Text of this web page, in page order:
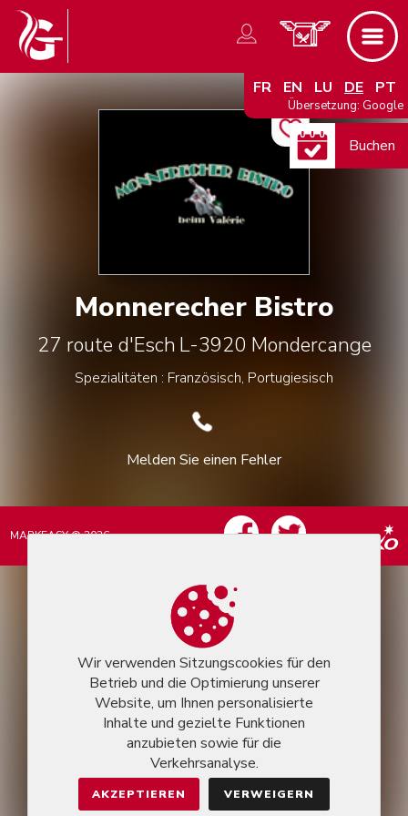
FR EN LU DE PT
Übersetzung: Google
Monnerecher Bistro
27 route d'Esch L-3920 Mondercange
Spezialitäten : Französisch, Portugiesisch
Melden Sie einen Fehler
Buchen
Wir verwenden Sitzungscookies für den
Betrieb und die Optimierung unserer
Website, um Ihnen personalisierte
Inhalte und gezielte Funktionen
anzubieten sowie für die
Verkehrsanalyse.
AKZEPTIEREN VERWEIGERN
MARKEASY © 2026